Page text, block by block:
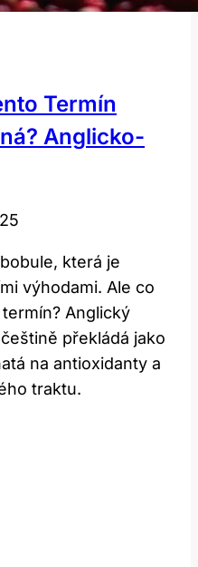
Termín
Anglicko-
která je
výhodami. Ale co
Anglický
překládá jako
na antioxidanty a
traktu.